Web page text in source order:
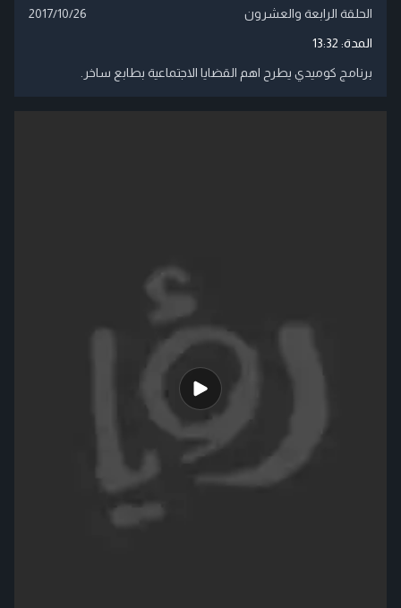
الحلقة الرابعة والعشرون 2017/10/26
المدة: 13:32
برنامج كوميدي يطرح اهم القضايا الاجتماعية بطابع ساخر.